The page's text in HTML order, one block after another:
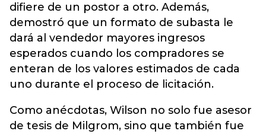
difiere de un postor a otro. Además,
demostró que un formato de subasta le
dará al vendedor mayores ingresos
esperados cuando los compradores se
enteran de los valores estimados de cada
uno durante el proceso de licitación.
Como anécdotas, Wilson no solo fue asesor
de tesis de Milgrom, sino que también fue